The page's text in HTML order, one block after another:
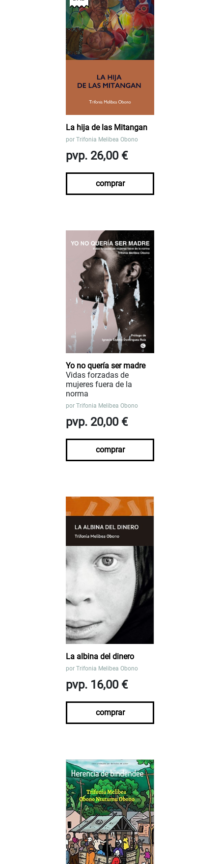
La hija de las Mitangan
por Trifonia Melibea Obono
pvp. 26,00 €
comprar
Yo no quería ser madre
Vidas forzadas de
mujeres fuera de la
norma
por Trifonia Melibea Obono
pvp. 20,00 €
comprar
La albina del dinero
por Trifonia Melibea Obono
pvp. 16,00 €
comprar